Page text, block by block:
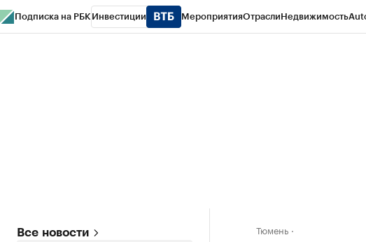
Подписка на РБК Инвестиции МероприятияОтраслиНедвижимость
Все новости Тюмень